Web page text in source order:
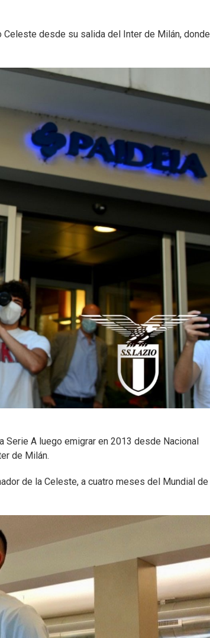
Celeste desde su salida del Inter de Milán, donde
Serie A luego emigrar en 2013 desde Nacional
de Milán.
de la Celeste, a cuatro meses del Mundial de